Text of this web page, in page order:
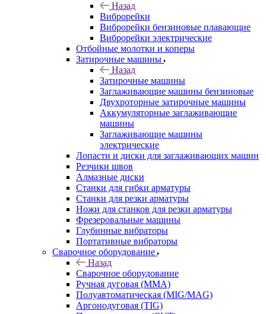
Назад
Виброрейки
Виброрейки бензиновые плавающие
Виброрейки электрические
Отбойные молотки и коперы
Затирочные машины
Назад
Затирочные машины
Заглаживающие машины бензиновые
Двухроторные затирочные машины
Аккумуляторные заглаживающие
машины
Заглаживающие машины
электрические
Лопасти и диски для заглаживающих машин
Резчики швов
Алмазные диски
Станки для гибки арматуры
Станки для резки арматуры
Ножи для станков для резки арматуры
Фрезеровальные машины
Глубинные вибраторы
Портативные вибраторы
Сварочное оборудование
Назад
Сварочное оборудование
Ручная дуговая (MMA)
Полуавтоматическая (MIG/MAG)
Аргонодуговая (TIG)